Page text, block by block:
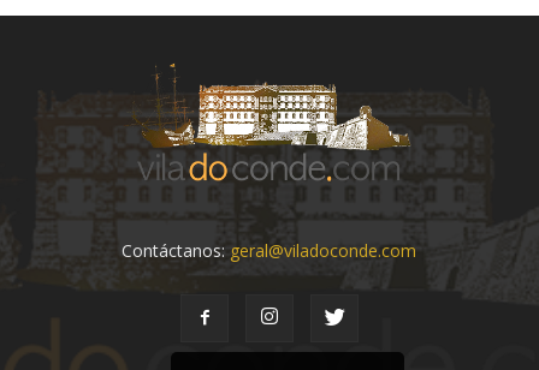
Contáctanos:geral@viladoconde.com